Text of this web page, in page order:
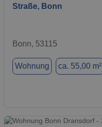
Straße, Bonn
Bonn, 53115
Wohnung ca. 55,00 m²